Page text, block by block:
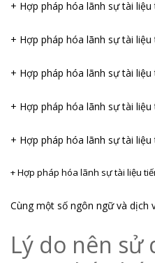
+ Hợp pháp hóa lãnh sự tài liệu
+ Hợp pháp hóa lãnh sự tài
+ Hợp pháp hóa lãnh sự tài
+ Hợp pháp hóa lãnh sự tài
+ Hợp pháp hóa lãnh sự tài
+ Hợp pháp hóa lãnh sự tài liệu
Cùng một số ngôn ngữ và dịch
Lý do nên sử